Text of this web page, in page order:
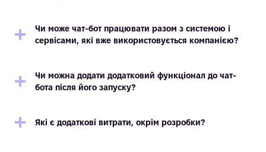
Чи може чат-бот працювати разом з системою і
сервісами, які вже використовується компанією?
Чи можна додати додатковий функціонал до чат-
бота після його запуску?
Які є додаткові витрати, окрім розробки?